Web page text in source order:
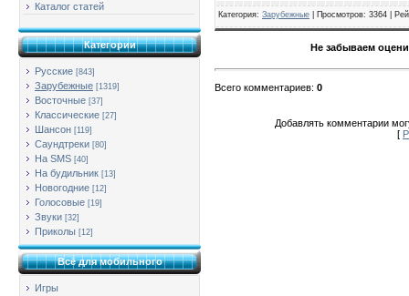
Каталог статей
Категории
Русские [843]
Зарубежные [1319]
Восточные [37]
Классические [27]
Шансон [119]
Саундтреки [80]
На SMS [40]
На будильник [13]
Новогодние [12]
Голосовые [19]
Звуки [32]
Приколы [12]
Всё для мобильного
Игры
Категория: Зарубежные Просмотров: 3364 |
Не забываем
Всего комментариев: 0
Добавлять комментарии
[